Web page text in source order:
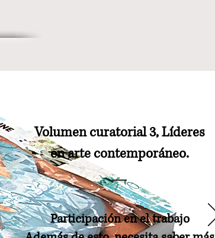
Volumen curatorial 3, Líderes
en arte contemporáneo.
Participación en el trabajo